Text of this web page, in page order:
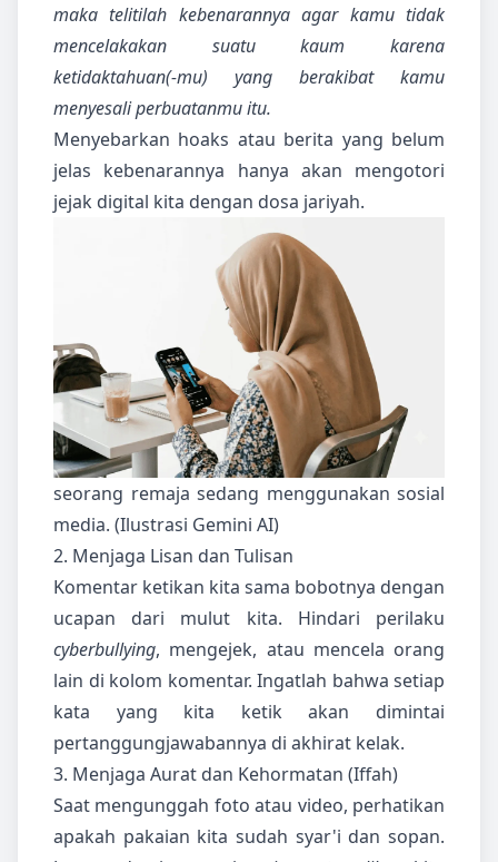
maka telitilah kebenarannya agar kamu tidak
mencelakakan suatu kaum karena
ketidaktahuan(-mu) yang berakibat kamu
menyesali perbuatanmu itu.
Menyebarkan hoaks atau berita yang belum
jelas kebenarannya hanya akan mengotori
jejak digital kita dengan dosa jariyah.
seorang remaja sedang menggunakan sosial
media. (Ilustrasi Gemini AI)
2. Menjaga Lisan dan Tulisan
Komentar ketikan kita sama bobotnya dengan
ucapan dari mulut kita. Hindari perilaku
cyberbullying, mengejek, atau mencela orang
lain di kolom komentar. Ingatlah bahwa setiap
kata yang kita ketik akan dimintai
pertanggungjawabannya di akhirat kelak.
3. Menjaga Aurat dan Kehormatan (Iffah)
Saat mengunggah foto atau video, perhatikan
apakah pakaian kita sudah syar'i dan sopan.